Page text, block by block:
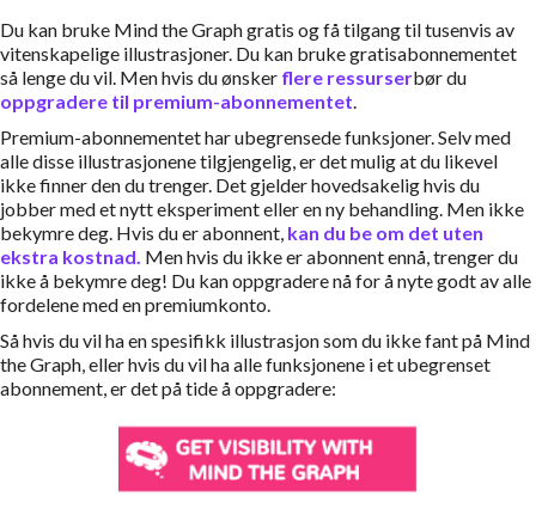
Du kan bruke Mind the Graph gratis og få tilgang til tusenvis av
vitenskapelige illustrasjoner. Du kan bruke gratisabonnementet
så lenge du vil. Men hvis du ønsker flere ressurserbør du
oppgradere til premium-abonnementet.
Premium-abonnementet har ubegrensede funksjoner. Selv med
alle disse illustrasjonene tilgjengelig, er det mulig at du likevel
ikke finner den du trenger. Det gjelder hovedsakelig hvis du
jobber med et nytt eksperiment eller en ny behandling. Men ikke
bekymre deg. Hvis du er abonnent, kan du be om det uten
ekstra kostnad. Men hvis du ikke er abonnent ennå, trenger du
ikke å bekymre deg! Du kan oppgradere nå for å nyte godt av alle
fordelene med en premiumkonto.
Så hvis du vil ha en spesifikk illustrasjon som du ikke fant på Mind
the Graph, eller hvis du vil ha alle funksjonene i et ubegrenset
abonnement, er det på tide å oppgradere: